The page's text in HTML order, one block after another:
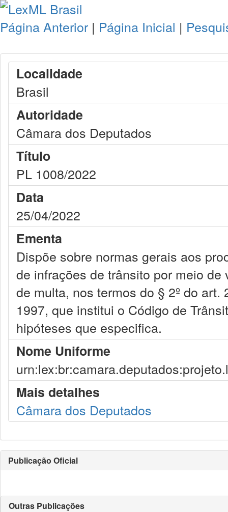
Página Anterior | Página Inicial |
Localidade
Brasil
Autoridade
Câmara dos Deputados
Título
PL 1008/2022
Data
25/04/2022
Ementa
Dispõe sobre normas gerais aos
de infrações de trânsito por meio
de multa, nos termos do § 2º do
1997, que institui o Código de
hipóteses que especifica.
Nome Uniforme
Mais detalhes
Câmara dos Deputados
Publicação Oficial
Outras Publicações